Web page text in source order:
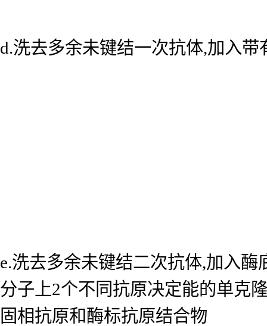
d.洗去多余未键结一次抗体,加入
e.洗去多余未键结二次抗体,加入
分子上2个不同抗原决定能的单克
固相抗原和酶标抗原结合物